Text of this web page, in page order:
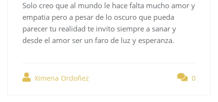
Solo creo que al mundo le hace falta mucho amor y
empatia pero a pesar de lo oscuro que pueda
parecer tu realidad te invito siempre a sanar y
desde el amor ser un faro de luz y esperanza.
Ximena Ordoñez 0